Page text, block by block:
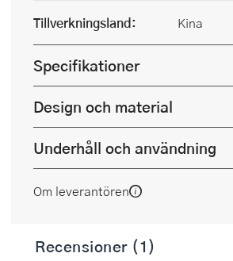
Tillverkningsland:
Kina
Specifikationer
Design och material
Underhåll och användning
Om leverantören
Recensioner (1)